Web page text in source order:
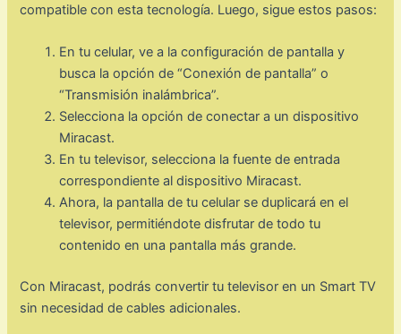
compatible con esta tecnología. Luego, sigue estos pasos:
En tu celular, ve a la configuración de pantalla y
busca la opción de “Conexión de pantalla” o
“Transmisión inalámbrica”.
Selecciona la opción de conectar a un dispositivo
Miracast.
En tu televisor, selecciona la fuente de entrada
correspondiente al dispositivo Miracast.
Ahora, la pantalla de tu celular se duplicará en el
televisor, permitiéndote disfrutar de todo tu
contenido en una pantalla más grande.
Con Miracast, podrás convertir tu televisor en un Smart TV
sin necesidad de cables adicionales.